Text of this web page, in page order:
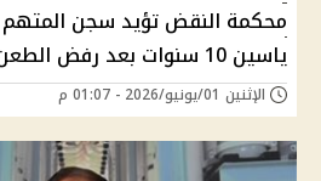
محكمة النقض تؤيد سجن
ياسين 10 سنوات بعد رفض الطعن
الإثنين 01/يونيو/2026 - 01:07 م